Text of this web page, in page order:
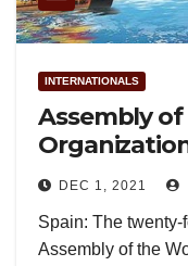
INTERNATIONALS
Assembly
DEC 1, 2021
Spain: The twenty-
Assembly of the